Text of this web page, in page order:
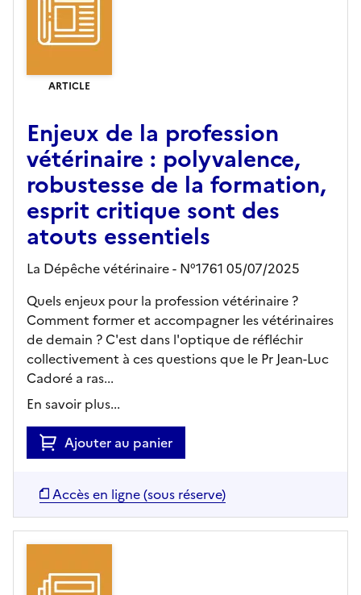
ARTICLE
Enjeux de la profession
vétérinaire : polyvalence,
robustesse de la formation,
esprit critique sont des
atouts essentiels
La Dépêche vétérinaire - N°1761 05/07/2025
Quels enjeux pour la profession vétérinaire ?
Comment former et accompagner les vétérinaires
de demain ? C'est dans l'optique de réfléchir
collectivement à ces questions que le Pr Jean-Luc
Cadoré a ras...
En savoir plus...
Ajouter au panier
Accès en ligne (sous réserve)